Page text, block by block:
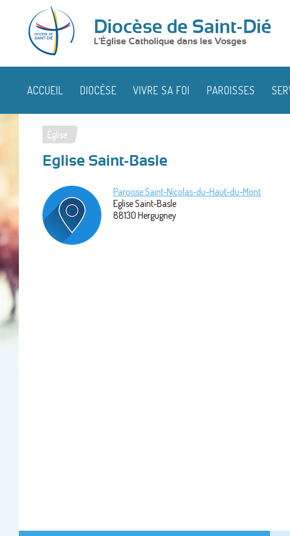
Diocèse de Saint-Dié
L'Église Catholique dans les Vosges
ACCUEIL DIOCÈSE VIVRE SA FOI PAROISSES
Vous
êtes
ici
Église
Eglise Saint-Basle
Paroisse Saint-Nicolas-du-Haut-du-Mont
Eglise Saint-Basle
88130 Hergugney